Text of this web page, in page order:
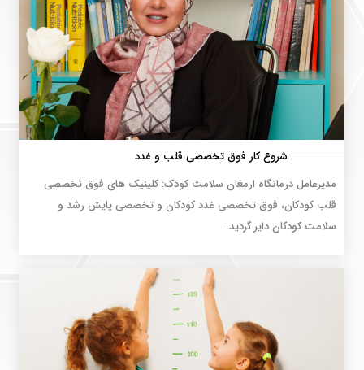
شروع کار فوق تخصصی قلب و غدد
مدیرعامل درمانگاه ارمغان سلامت کودک: کلینیک های فوق تخصصی
قلب کودکان، فوق تخصصی غدد کودکان و تخصصی پایش رشد و
سلامت کودکان دایر گردید‌.